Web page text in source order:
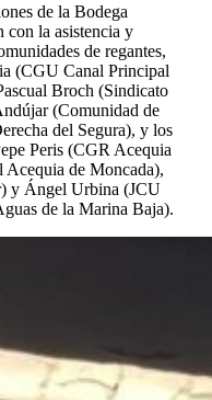
de la Bodega
la asistencia y
de regantes,
(CGU Canal Principal
Broch (Sindicato
(Comunidad de
del Segura), y los
Peris (CGR Acequia
Acequia de Moncada),
y Ángel Urbina (JCU
de la Marina Baja).